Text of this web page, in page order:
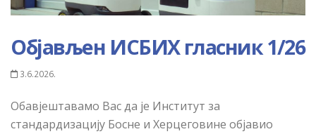
Објављен ИСБИХ гласник 1/26
3.6.2026.
Обавјештавамо Вас да је Институт за
стандардизацију Босне и Херцеговине објавио